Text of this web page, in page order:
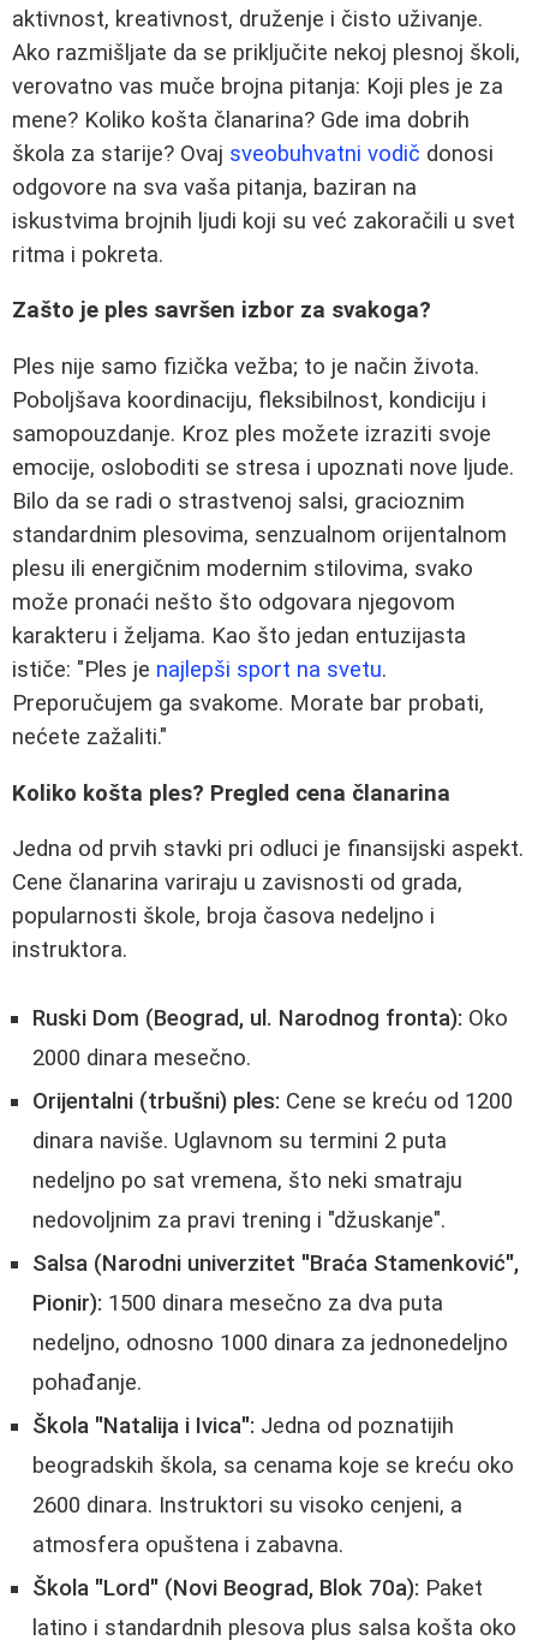
aktivnost, kreativnost, druženje i čisto uživanje.
Ako razmišljate da se priključite nekoj plesnoj školi,
verovatno vas muče brojna pitanja: Koji ples je za
mene? Koliko košta članarina? Gde ima dobrih
škola za starije? Ovaj sveobuhvatni vodič donosi
odgovore na sva vaša pitanja, baziran na
iskustvima brojnih ljudi koji su već zakoračili u svet
ritma i pokreta.
Zašto je ples savršen izbor za svakoga?
Ples nije samo fizička vežba; to je način života.
Poboljšava koordinaciju, fleksibilnost, kondiciju i
samopouzdanje. Kroz ples možete izraziti svoje
emocije, osloboditi se stresa i upoznati nove ljude.
Bilo da se radi o strastvenoj salsi, gracioznim
standardnim plesovima, senzualnom orijentalnom
plesu ili energičnim modernim stilovima, svako
može pronaći nešto što odgovara njegovom
karakteru i željama. Kao što jedan entuzijasta
ističe: "Ples je najlepši sport na svetu.
Preporučujem ga svakome. Morate bar probati,
nećete zažaliti."
Koliko košta ples? Pregled cena članarina
Jedna od prvih stavki pri odluci je finansijski aspekt.
Cene članarina variraju u zavisnosti od grada,
popularnosti škole, broja časova nedeljno i
instruktora.
Ruski Dom (Beograd, ul. Narodnog fronta): Oko
2000 dinara mesečno.
Orijentalni (trbušni) ples: Cene se kreću od 1200
dinara naviše. Uglavnom su termini 2 puta
nedeljno po sat vremena, što neki smatraju
nedovoljnim za pravi trening i "džuskanje".
Salsa (Narodni univerzitet "Braća Stamenković",
Pionir): 1500 dinara mesečno za dva puta
nedeljno, odnosno 1000 dinara za jednonedeljno
pohađanje.
Škola "Natalija i Ivica": Jedna od poznatijih
beogradskih škola, sa cenama koje se kreću oko
2600 dinara. Instruktori su visoko cenjeni, a
atmosfera opuštena i zabavna.
Škola "Lord" (Novi Beograd, Blok 70a): Paket
latino i standardnih plesova plus salsa košta oko